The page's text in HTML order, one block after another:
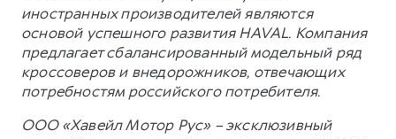
иностранных производителей являются
основой успешного развития HAVAL. Компания
предлагает сбалансированный модельный ряд
кроссоверов и внедорожников, отвечающих
потребностям российского потребителя.
ООО «Хавейл Мотор Рус» – эксклюзивный